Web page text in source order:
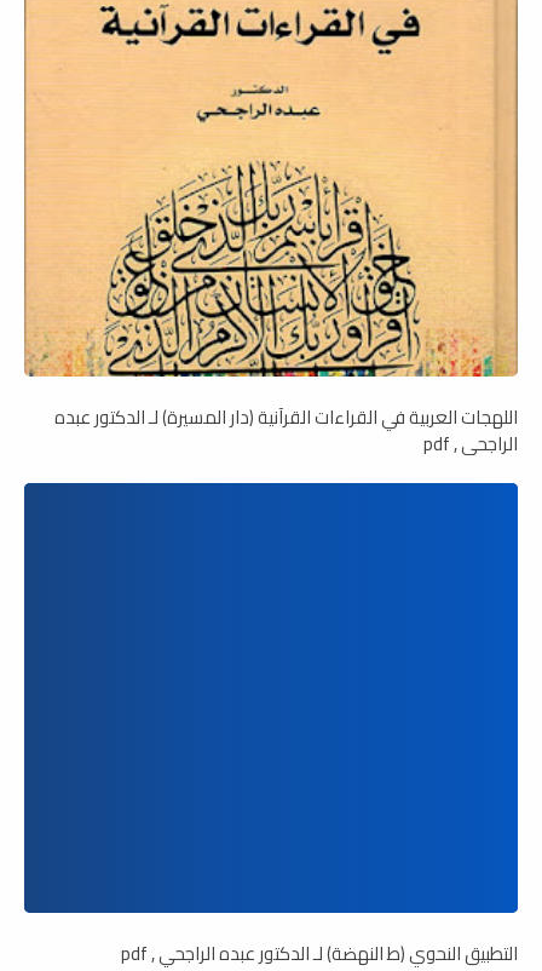
اللهجات العربية في القراءات القرآنية (دار المسيرة) لـ الدكتور عبده
الراجحي , pdf
التطبيق النحوي (ط النهضة) لـ الدكتور عبده الراجحي , pdf